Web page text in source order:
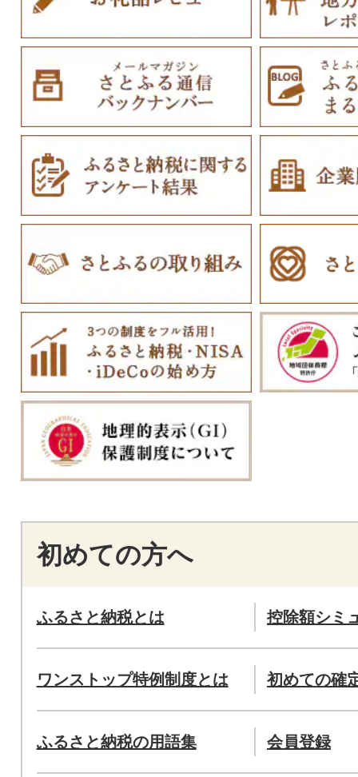
初めての方へ
ふるさと納税とは 控除額シミ
ワンストップ特例制度とは 初めての確
ふるさと納税の用語集 会員登録